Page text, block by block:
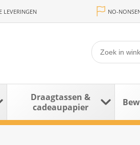
LEVERINGEN NO-
Draagtassen &
cadeaupapier